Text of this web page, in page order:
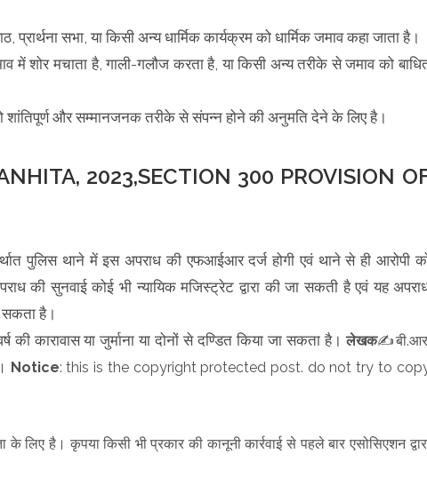
प्रार्थना सभा, या किसी अन्य धार्मिक कार्यक्रम को धार्मिक जमाव कहा जाता है।
में शोर मचाता है, गाली-गलौज करता है, या किसी अन्य तरीके से जमाव को
शांतिपूर्ण और सम्मानजनक तरीके से संपन्न होने की अनुमति देने के लिए है।
2023,SECTION 300 PROVISION
पुलिस थाने में इस अपराध की एफआईआर दर्ज होगी एवं थाने से ही आरोपी
की सुनवाई कोई भी न्यायिक मजिस्ट्रेट द्वारा की जा सकती है एवं यह
सकता है।
कारावास या जुर्माना या दोनों से दण्डित किया जा सकता है।लेखक
Notice: this is the copyright protected post. do not try to
लिए है। कृपया किसी भी प्रकार की कानूनी कार्रवाई से पहले बार एसोसिएशन